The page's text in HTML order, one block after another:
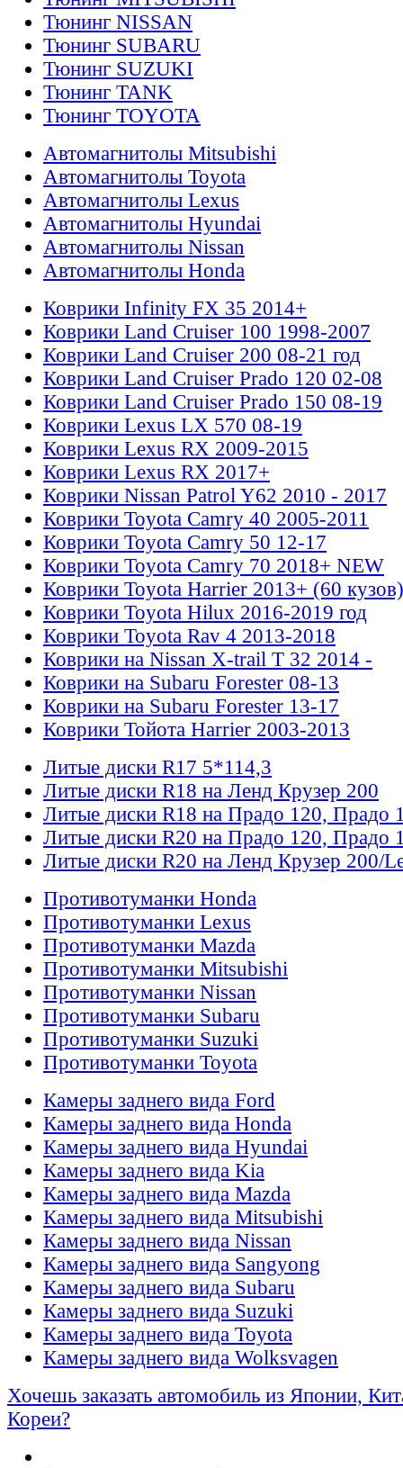
Тюнинг NISSAN
Тюнинг SUBARU
Тюнинг SUZUKI
Тюнинг TANK
Тюнинг TOYOTA
Автомагнитолы Mitsubishi
Автомагнитолы Toyota
Автомагнитолы Lexus
Автомагнитолы Hyundai
Автомагнитолы Nissan
Автомагнитолы Honda
Коврики Infinity FX 35 2014+
Коврики Land Cruiser 100 1998-2007
Коврики Land Cruiser 200 08-21 год
Коврики Land Cruiser Prado 120 02-08
Коврики Land Cruiser Prado 150 08-19
Коврики Lexus LX 570 08-19
Коврики Lexus RX 2009-2015
Коврики Lexus RX 2017+
Коврики Nissan Patrol Y62 2010 - 2017
Коврики Toyota Camry 40 2005-2011
Коврики Toyota Camry 50 12-17
Коврики Toyota Camry 70 2018+ NEW
Коврики Toyota Harrier 2013+ (60 кузов)
Коврики Toyota Hilux 2016-2019 год
Коврики Toyota Rav 4 2013-2018
Коврики на Nissan X-trail T 32 2014 -
Коврики на Subaru Forester 08-13
Коврики на Subaru Forester 13-17
Коврики Тойота Harrier 2003-2013
Литые диски R17 5*114,3
Литые диски R18 на Ленд Крузер 200
Литые диски R18 на Прадо 120, Прадо
Литые диски R20 на Прадо 120, Прадо
Литые диски R20 на Ленд Крузер 200/
Противотуманки Honda
Противотуманки Lexus
Противотуманки Mazda
Противотуманки Mitsubishi
Противотуманки Nissan
Противотуманки Subaru
Противотуманки Suzuki
Противотуманки Toyota
Камеры заднего вида Ford
Камеры заднего вида Honda
Камеры заднего вида Hyundai
Камеры заднего вида Kia
Камеры заднего вида Mazda
Камеры заднего вида Mitsubishi
Камеры заднего вида Nissan
Камеры заднего вида Sangyong
Камеры заднего вида Subaru
Камеры заднего вида Suzuki
Камеры заднего вида Toyota
Камеры заднего вида Wolksvagen
Хочешь заказать автомобиль из Японии,
Кореи?